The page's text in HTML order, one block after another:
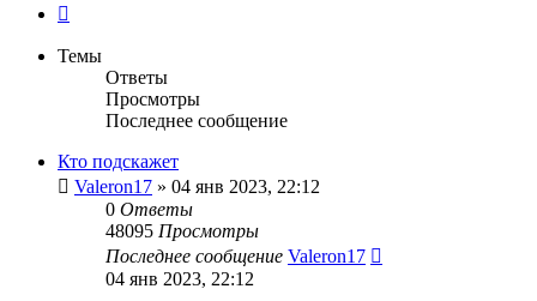
Темы
Ответы
Просмотры
Последнее сообщение
Кто подскажет
Valeron17 » 04 янв 2023, 22:12
0 Ответы
48095 Просмотры
Последнее сообщение Valeron17
04 янв 2023, 22:12